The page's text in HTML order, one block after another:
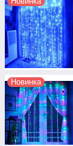
Новинка